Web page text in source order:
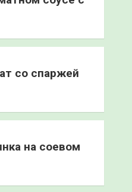
со спаржей
на соевом